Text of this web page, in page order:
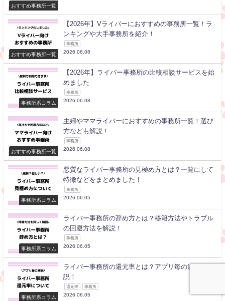
おすすめ事務所一覧
おすすめ事務所一覧
【2026年】Vライバーにおすすめの事務所一覧！ラ
ンキングや大手事務所を紹介！
事務所
2026.06.08
事務所系コラム
【2026年】ライバー事務所の比較相談サービスを始
めました
事務所
2026.06.08
おすすめ事務所一覧
主婦やママライバーにおすすめの事務所一覧！選び
方なども解説！
事務所
2026.06.08
事務所系コラム
悪質なライバー事務所の見極め方とは？一覧にして
特徴などをまとめました！
事務所
2026.06.05
事務所系コラム
ライバー事務所の辞め方とは？移籍方法やトラブル
の回避方法を解説！
事務所
2026.06.05
事務所系コラム
ライバー事務所の還元率とは？アプリ毎の違いも解
説！
還元率 事務所
2026.06.05